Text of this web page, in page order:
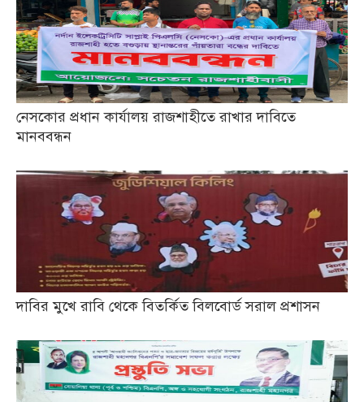
নেসকোর প্রধান কার্যালয় রাজশাহীতে রাখার দাবিতে
মানববন্ধন
দাবির মুখে রাবি থেকে বিতর্কিত বিলবোর্ড সরাল প্রশাসন